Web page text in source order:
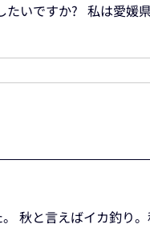
たいですか? 私は愛媛
秋と言えばイカ釣り